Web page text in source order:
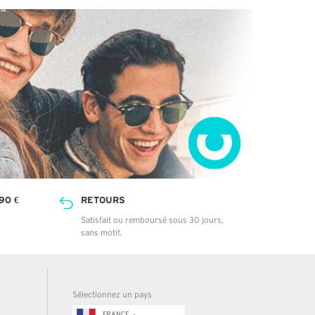
€ RETOURS
Satisfait ou remboursé sous 30 jours,
sans motif.
Sélectionnez un pays